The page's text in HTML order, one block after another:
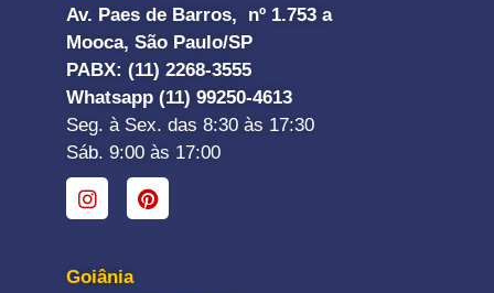
Av. Paes de Barros, nº 1.753 a
Mooca, São Paulo/SP
PABX: (11) 2268-3555
Whatsapp (11) 99250-4613
Seg. à Sex. das 8:30 às 17:30
Sáb. 9:00 às 17:00
Goiânia